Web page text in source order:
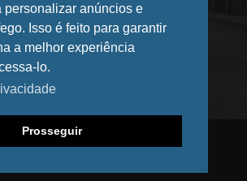
personalizar anúncios e
Isso é feito para garantir
a melhor experiência
lo.
Prosseguir
SIGA-NOS
Todos os direitos reservados.